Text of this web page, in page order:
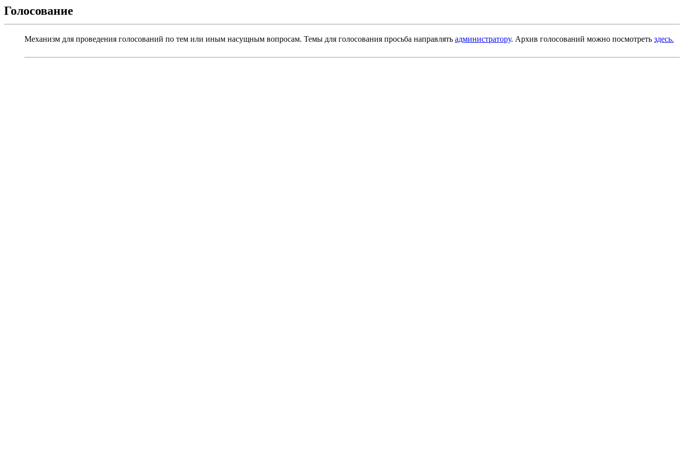
Голосование
Механизм для проведения голосований по тем или иным насущным вопросам. Темы для голосования просьба направлять администратору. Архив голосований можно посмотреть здесь.